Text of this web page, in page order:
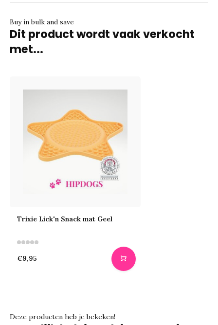
Buy in bulk and save
Dit product wordt vaak verkocht
met...
Trixie Lick'n Snack mat Geel
€9,95
Deze producten heb je bekeken!